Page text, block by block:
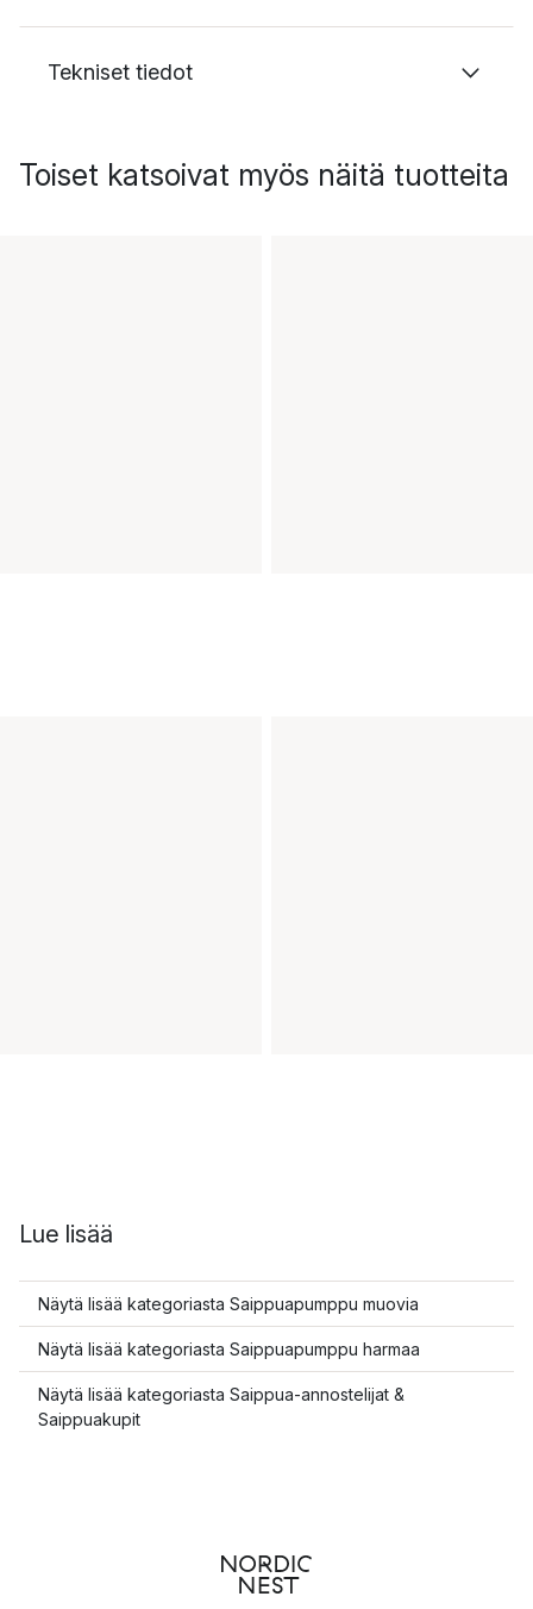
Tekniset tiedot
Toiset katsoivat myös näitä tuotteita
Lue lisää
Näytä lisää kategoriasta Saippuapumppu muovia
Näytä lisää kategoriasta Saippuapumppu harmaa
Näytä lisää kategoriasta Saippua-annostelijat &
Saippuakupit